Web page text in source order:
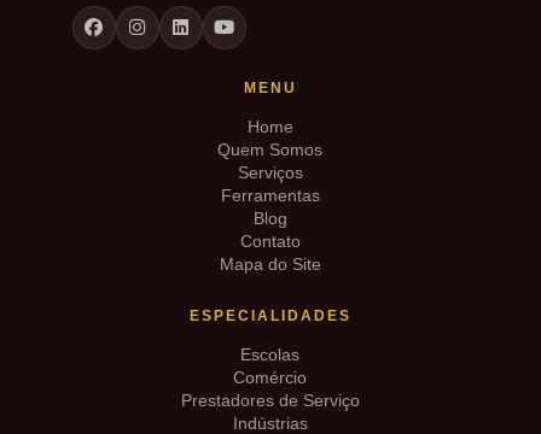
MENU
Home
Quem Somos
Serviços
Ferramentas
Blog
Contato
Mapa do Site
ESPECIALIDADES
Escolas
Comércio
Prestadores de Serviço
Indústrias